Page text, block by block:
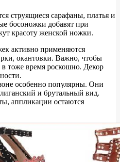
струящиеся сарафаны, платья и
босоножки добавят при
красоту женской ножки.
активно применяются
окантовки. Важно, чтобы
в тоже время роскошно. Декор
особенно популярны. Они
и брутальный вид.
аппликации остаются